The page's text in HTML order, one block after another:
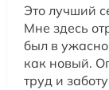
Это лучший
Мне здесь
был в
как новый.
труд и